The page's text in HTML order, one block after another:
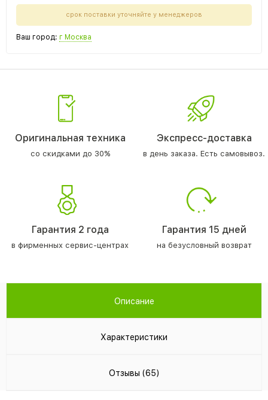
срок поставки уточняйте у менеджеров
Ваш город: г Москва
Оригинальная техника
со скидками до 30%
Экспресс-доставка
в день заказа. Есть самовывоз.
Гарантия 2 года
в фирменных сервис-центрах
Гарантия 15 дней
на безусловный возврат
Описание
Характеристики
Отзывы (65)